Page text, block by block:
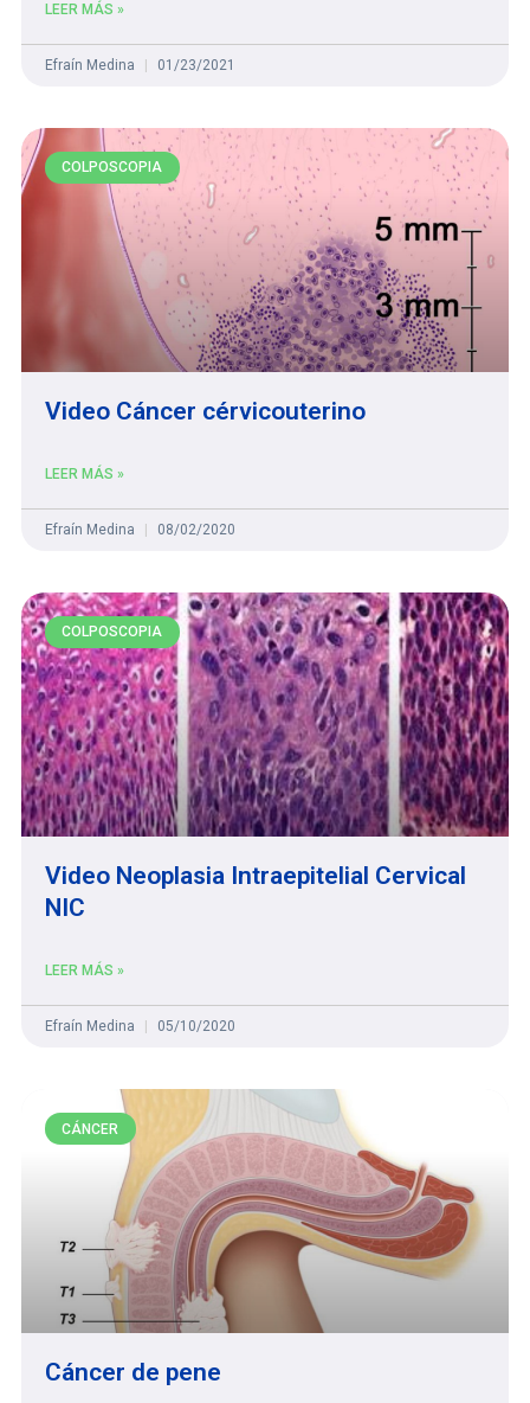
LEER MÁS »
Efraín Medina 01/23/2021
COLPOSCOPIA
Video Cáncer cérvicouterino
LEER MÁS »
Efraín Medina 08/02/2020
COLPOSCOPIA
Video Neoplasia Intraepitelial Cervical
NIC
LEER MÁS »
Efraín Medina 05/10/2020
CÁNCER
Cáncer de pene